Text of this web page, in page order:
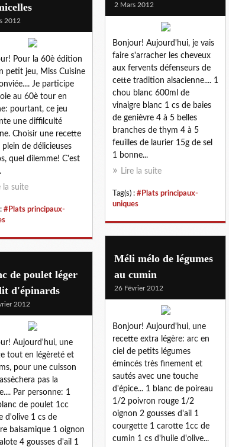
2012
Pour la 60è édition
petit jeu, Miss Cuisine
Je participe
au 60è tour en
pourtant, ce jeu
une diffilculté
Choisir une recette
plein de délicieuses
quel dilemme! C'est
la suite
#Plats principaux-
2 Mars 2012
Bonjour! Aujourd'hui, je vais
faire s'arracher les cheveux
aux fervents défenseurs de
cette tradition alsacienne.... 1
chou blanc 600ml de
vinaigre blanc 1 cs de baies
de genièvre 4 à 5 belles
branches de thym 4 à 5
feuilles de laurier 15g de sel
1 bonne...
Lire la suite
Tag(s) : #Plats principaux-
uniques
Méli mélo de légumes
au cumin
26 Février 2012
Bonjour! Aujourd'hui, une
recette extra légère: arc en
ciel de petits légumes
émincés très finement et
sautés avec une touche
d'épice... 1 blanc de poireau
1/2 poivron rouge 1/2
oignon 2 gousses d'ail 1
courgette 1 carotte 1cc de
cumin 1 cs d'huile d'olive...
de poulet léger
d'épinards
2012
Aujourd'hui, une
tout en légèreté et
pour une cuisson
pas la
Par personne: 1
de poulet 1cc
d'olive 1 cs de
balsamique 1 oignon
4 gousses d'ail 1